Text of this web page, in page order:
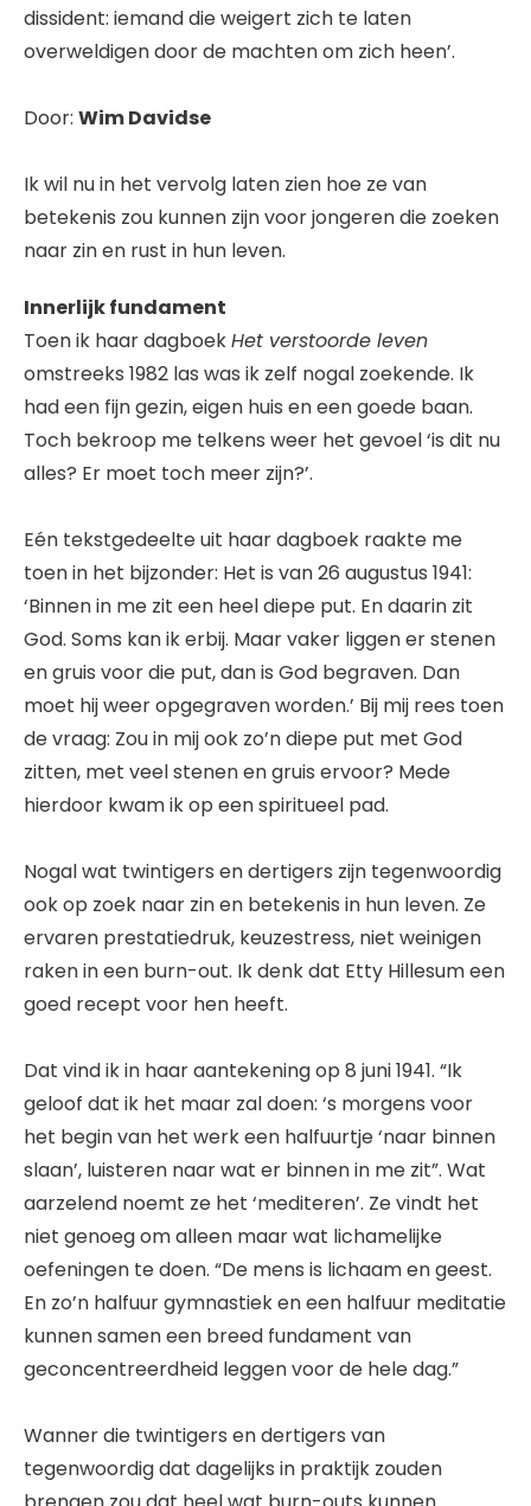
dissident: iemand die weigert zich te laten
overweldigen door de machten om zich heen’.
Door: Wim Davidse
Ik wil nu in het vervolg laten zien hoe ze van
betekenis zou kunnen zijn voor jongeren die zoeken
naar zin en rust in hun leven.
Innerlijk fundament
Toen ik haar dagboekHet verstoorde leven
omstreeks 1982 las was ik zelf nogal zoekende. Ik
had een fijn gezin, eigen huis en een goede baan.
Toch bekroop me telkens weer het gevoel ‘is dit nu
alles? Er moet toch meer zijn?’.
Eén tekstgedeelte uit haar dagboek raakte me
toen in het bijzonder: Het is van 26 augustus 1941:
‘Binnen in me zit een heel diepe put. En daarin zit
God. Soms kan ik erbij. Maar vaker liggen er stenen
en gruis voor die put, dan is God begraven. Dan
moet hij weer opgegraven worden.’ Bij mij rees toen
de vraag: Zou in mij ook zo’n diepe put met God
zitten, met veel stenen en gruis ervoor? Mede
hierdoor kwam ik op een spiritueel pad.
Nogal wat twintigers en dertigers zijn tegenwoordig
ook op zoek naar zin en betekenis in hun leven. Ze
ervaren prestatiedruk, keuzestress, niet weinigen
raken in een burn-out. Ik denk dat Etty Hillesum een
goed recept voor hen heeft.
Dat vind ik in haar aantekening op 8 juni 1941. “Ik
geloof dat ik het maar zal doen: ‘s morgens voor
het begin van het werk een halfuurtje ‘naar binnen
slaan’, luisteren naar wat er binnen in me zit”. Wat
aarzelend noemt ze het ‘mediteren’. Ze vindt het
niet genoeg om alleen maar wat lichamelijke
oefeningen te doen. “De mens is lichaam en geest.
En zo’n halfuur gymnastiek en een halfuur meditatie
kunnen samen een breed fundament van
geconcentreerdheid leggen voor de hele dag.”
Wanner die twintigers en dertigers van
tegenwoordig dat dagelijks in praktijk zouden